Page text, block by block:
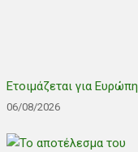
Ετοιμάζεται για Ευρώπη
06/08/2026